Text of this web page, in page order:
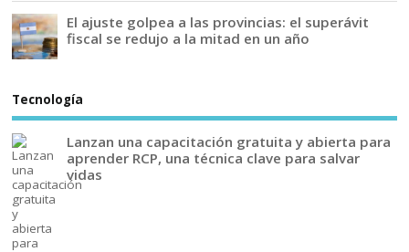
El ajuste golpea a las provincias: el superávit
fiscal se redujo a la mitad en un año
Tecnología
Lanzan una capacitación gratuita y abierta para
aprender RCP, una técnica clave para salvar
vidas